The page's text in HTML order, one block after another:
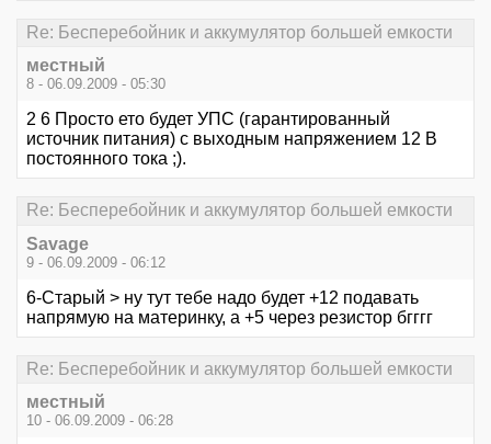
Re: Бесперебойник и аккумулятор большей емкости
местный
8 - 06.09.2009 - 05:30
2 6 Просто ето будет УПС (гарантированный
источник питания) с выходным напряжением 12 В
постоянного тока ;).
Re: Бесперебойник и аккумулятор большей емкости
Savage
9 - 06.09.2009 - 06:12
6-Старый > ну тут тебе надо будет +12 подавать
напрямую на материнку, а +5 через резистор бгггг
Re: Бесперебойник и аккумулятор большей емкости
местный
10 - 06.09.2009 - 06:28